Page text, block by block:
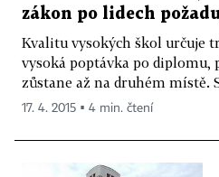
zákon po lidech
Kvalitu vysokých škol určuje
vysoká poptávka po
zůstane až na druhém místě.
17. 4. 2015 ▪ 4 min. čtení